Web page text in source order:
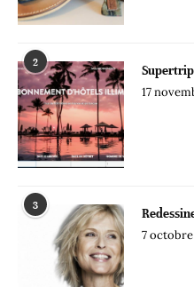
2
17
3
7 octobre